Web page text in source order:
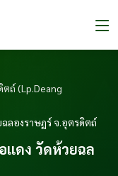
ถ์ (Lp.Deang
ลองราษฏร์ จ.อุตรดิตถ์
ดง วัดห้วยฉล